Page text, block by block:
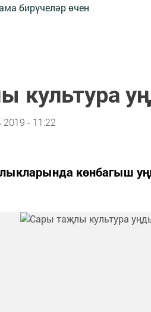
бирүчеләр өчен
культура
2019 - 11:22
көнбагыш